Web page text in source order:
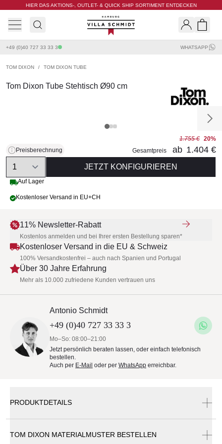
HIER DAS AKTIONS-, OUTLET- & QUICK SHIP SORTIMENT ENTDECKEN
Villa Schmidt
+49 (0)40 727 33 33 3 WHATSAPP
TOM DIXON / TOM DIXON TUBE
Tom Dixon Tube Stehtisch Ø90 cm
Preisberechnung
1.755 € 20%
Gesamtpreis
ab 1.404 €
Quantity
JETZT KONFIGURIEREN
Auf Lager
Kostenloser Versand in EU+CH
11% Newsletter-Rabatt
Kostenlos anmelden und bei Ihrer ersten Bestellung sparen*
Kostenloser Versand in die EU & Schweiz
100% Versandkostenfrei – auch nach Spanien und Portugal
Über 30 Jahre Erfahrung
Mehr als 10.000 zufriedene Kunden vertrauen uns
Antonio Schmidt
+49 (0)40 727 33 33 3
Mo–So: 08:00–21:00
Jetzt persönlich beraten lassen, oder einfach telefonisch
bestellen.
Auch per E-Mail oder per WhatsApp erreichbar.
PRODUKTDETAILS
TOM DIXON MATERIALMUSTER BESTELLEN